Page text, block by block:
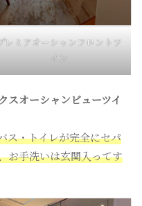
レミアオーシャンフロントツ
イン
スオーシャンビューツイ
ス・トイレが完全にセパ
お手洗いは玄関入ってす